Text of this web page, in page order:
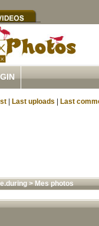
Last uploads Last
>Mes photos